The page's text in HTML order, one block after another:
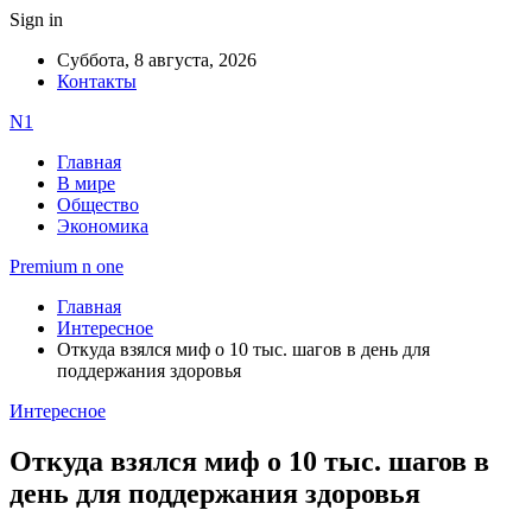
Sign in
Суббота, 8 августа, 2026
Контакты
N1
Главная
В мире
Общество
Экономика
Premium n one
Главная
Интересное
Откуда взялся миф о 10 тыс. шагов в день для
поддержания здоровья
Интересное
Откуда взялся миф о 10 тыс. шагов в
день для поддержания здоровья